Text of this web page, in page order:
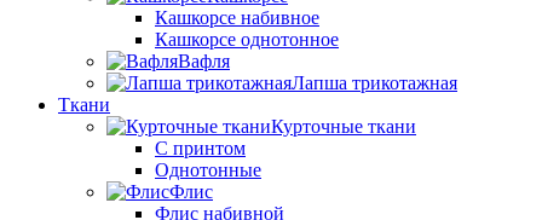
Кашкорсе набивное
Кашкорсе однотонное
Вафля
Лапша трикотажная
Ткани
Курточные ткани
С принтом
Однотонные
Флис
Флис набивной